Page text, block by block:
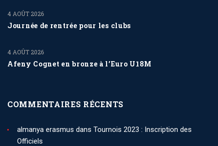
Journée de rentrée pour les clubs
4 AOÛT 2026
Afeny Cognet en bronze à l’Euro U18M
4 AOÛT 2026
COMMENTAIRES RÉCENTS
almanya erasmus dans Tournois 2023 : Inscription des
Officiels